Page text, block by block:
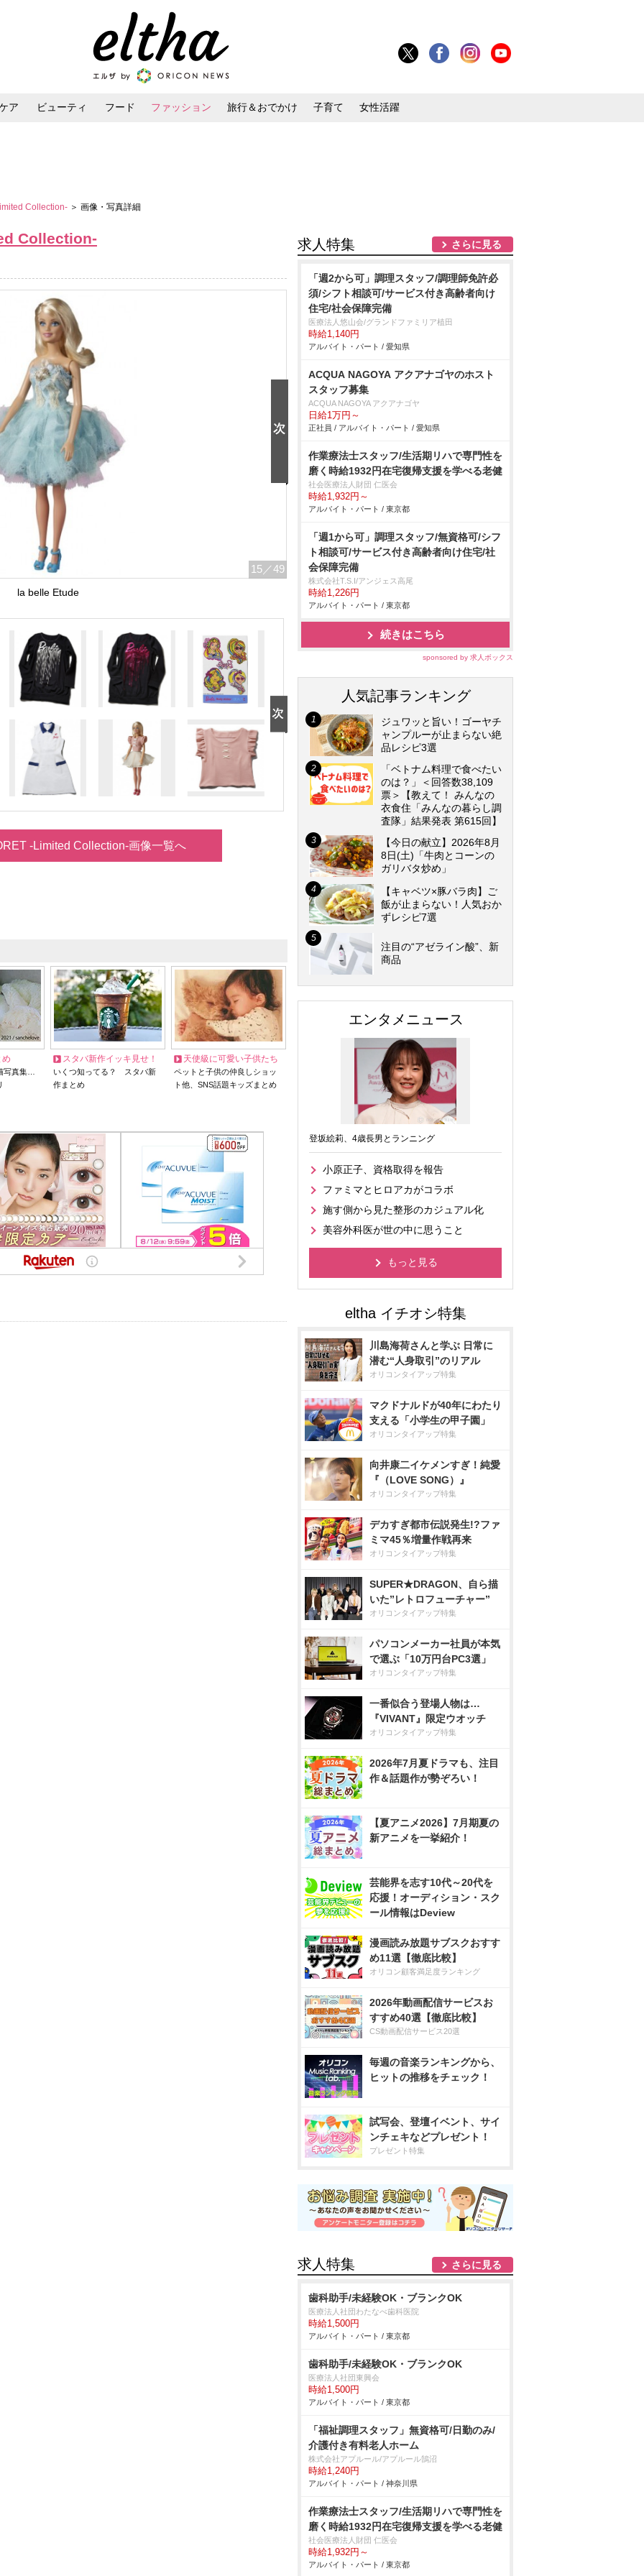
ア ビューティ フード ファッション 旅行＆おでかけ 子育て 女性活躍
Collection- ＞ 画像・写真詳細
Collection-
15 ／49
la belle Etude
-Limited Collection-画像一覧へ
め
写真集…
スタバ新作イッキ見せ！
いくつ知ってる？ スタバ新
作まとめ
天使級に可愛い子供たち
ペットと子供の仲良しショッ
ト他、SNS話題キッズまとめ
求人特集 さらに見る
「週2から可」調理スタッフ/調理師免許必
須/シフト相談可/サービス付き高齢者向け
住宅/社会保障完備
医療法人悠山会/グランドファミリア植田
時給1,140円
アルバイト・パート / 愛知県
ACQUA NAGOYA アクアナゴヤのホスト
スタッフ募集
ACQUA NAGOYA アクアナゴヤ
日給1万円～
正社員 / アルバイト・パート / 愛知県
作業療法士スタッフ/生活期リハで専門性を
磨く時給1932円在宅復帰支援を学べる老健
社会医療法人財団 仁医会
時給1,932円～
アルバイト・パート / 東京都
「週1から可」調理スタッフ/無資格可/シフ
ト相談可/サービス付き高齢者向け住宅/社
会保障完備
株式会社T.S.I/アンジェス高尾
時給1,226円
アルバイト・パート / 東京都
続きはこちら
sponsored by 求人ボックス
人気記事ランキング
ジュワッと旨い！ゴーヤチ
ャンプルーが止まらない絶
品レシピ3選
「ベトナム料理で食べたい
のは？」＜回答数38,109
票＞【教えて！ みんなの
衣食住「みんなの暮らし調
査隊」結果発表 第615回】
【今日の献立】2026年8月
8日(土)「牛肉とコーンの
ガリバタ炒め」
【キャベツ×豚バラ肉】ご
飯が止まらない！人気おか
ずレシピ7選
注目の“アゼライン酸”、新
商品
エンタメニュース
登坂絵莉、4歳長男とランニング
小原正子、資格取得を報告
ファミマとヒロアカがコラボ
施す側から見た整形のカジュアル化
美容外科医が世の中に思うこと
もっと見る
川島海荷さんと学ぶ 日常に
潜む“人身取引”のリアル
オリコンタイアップ特集
マクドナルドが40年にわたり
支える「小学生の甲子園」
オリコンタイアップ特集
向井康二イケメンすぎ！純愛
『（LOVE SONG）』
オリコンタイアップ特集
デカすぎ都市伝説発生!?ファ
ミマ45％増量作戦再来
オリコンタイアップ特集
SUPER★DRAGON、自ら描
いた”レトロフューチャー”
オリコンタイアップ特集
パソコンメーカー社員が本気
で選ぶ「10万円台PC3選」
オリコンタイアップ特集
一番似合う登場人物は…
『VIVANT』限定ウオッチ
オリコンタイアップ特集
2026年7月夏ドラマも、注目
作＆話題作が勢ぞろい！
【夏アニメ2026】7月期夏の
新アニメを一挙紹介！
芸能界を志す10代～20代を
応援！オーディション・スク
ール情報はDeview
漫画読み放題サブスクおすす
め11選【徹底比較】
オリコン顧客満足度ランキング
2026年動画配信サービスお
すすめ40選【徹底比較】
CS動画配信サービス20選
毎週の音楽ランキングから、
ヒットの推移をチェック！
試写会、登壇イベント、サイ
ンチェキなどプレゼント！
プレゼント特集
求人特集 さらに見る
歯科助手/未経験OK・ブランクOK
医療法人社団わたなべ歯科医院
時給1,500円
アルバイト・パート / 東京都
歯科助手/未経験OK・ブランクOK
医療法人社団東興会
時給1,500円
アルバイト・パート / 東京都
「福祉調理スタッフ」無資格可/日勤のみ/
介護付き有料老人ホーム
株式会社アプルール/アプルール鵠沼
時給1,240円
アルバイト・パート / 神奈川県
作業療法士スタッフ/生活期リハで専門性を
磨く時給1932円在宅復帰支援を学べる老健
社会医療法人財団 仁医会
時給1,932円～
アルバイト・パート / 東京都